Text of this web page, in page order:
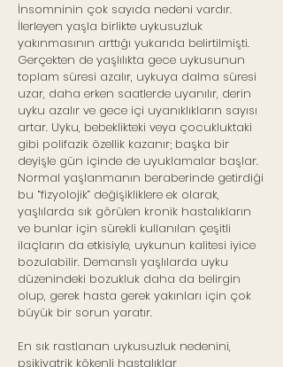
İnsomninin çok sayıda nedeni vardır.
İlerleyen yaşla birlikte uykusuzluk
yakınmasının arttığı yukarıda belirtilmişti.
Gerçekten de yaşlılıkta gece uykusunun
toplam süresi azalır, uykuya dalma süresi
uzar, daha erken saatlerde uyanılır, derin
uyku azalır ve gece içi uyanıklıkların sayısı
artar. Uyku, bebeklikteki veya çocukluktaki
gibi polifazik özellik kazanır; başka bir
deyişle gün içinde de uyuklamalar başlar.
Normal yaşlanmanın beraberinde getirdiği
bu “fizyolojik” değişikliklere ek olarak,
yaşlılarda sık görülen kronik hastalıkların
ve bunlar için sürekli kullanılan çeşitli
ilaçların da etkisiyle, uykunun kalitesi iyice
bozulabilir. Demanslı yaşlılarda uyku
düzenindeki bozukluk daha da belirgin
olup, gerek hasta gerek yakınları için çok
büyük bir sorun yaratır.
En sık rastlanan uykusuzluk nedenini,
psikiyatrik kökenli hastalıklar